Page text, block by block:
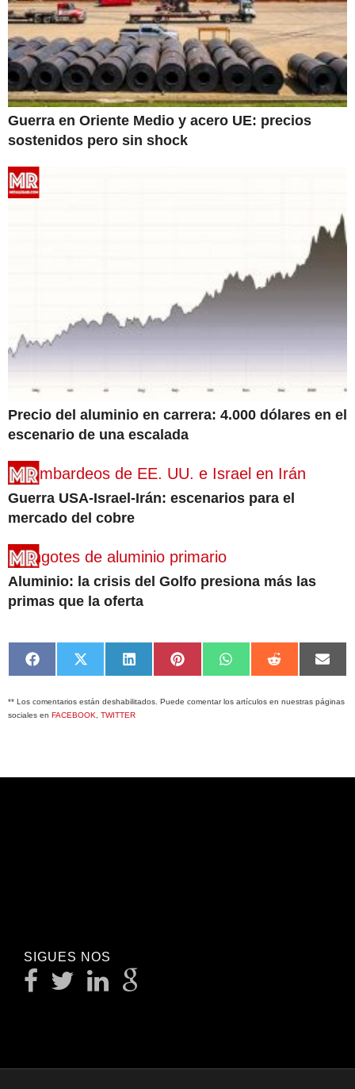
Guerra en Oriente Medio y acero UE: precios
sostenidos pero sin shock
Precio del aluminio en carrera: 4.000 dólares en el
escenario de una escalada
Guerra USA-Israel-Irán: escenarios para el
mercado del cobre
Aluminio: la crisis del Golfo presiona más las
primas que la oferta
Compartir
en
Facebook
Compartir
en
X
(Twitter)
Compartir
en
LinkedIn
Compartir
en
Pinterest
Compartir
en
WhatsApp
Compartir
en
Reddit
en
** Los comentarios están deshabilitados. Puede comentar los artículos en nuestras páginas
sociales en FACEBOOK TWITTER
SIGUES NOS